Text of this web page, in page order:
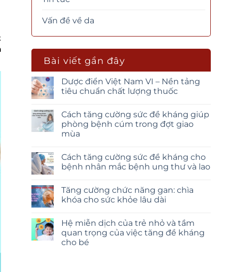
Vấn đề về da
Bài viết gần đây
Dược điển Việt Nam VI – Nền tảng
tiêu chuẩn chất lượng thuốc
Cách tăng cường sức đề kháng giúp
phòng bệnh cúm trong đợt giao
mùa
Cách tăng cường sức đề kháng cho
bệnh nhân mắc bệnh ung thư và lao
Tăng cường chức năng gan: chìa
khóa cho sức khỏe lâu dài
Hệ miễn dịch của trẻ nhỏ và tầm
quan trọng của việc tăng đề kháng
cho bé